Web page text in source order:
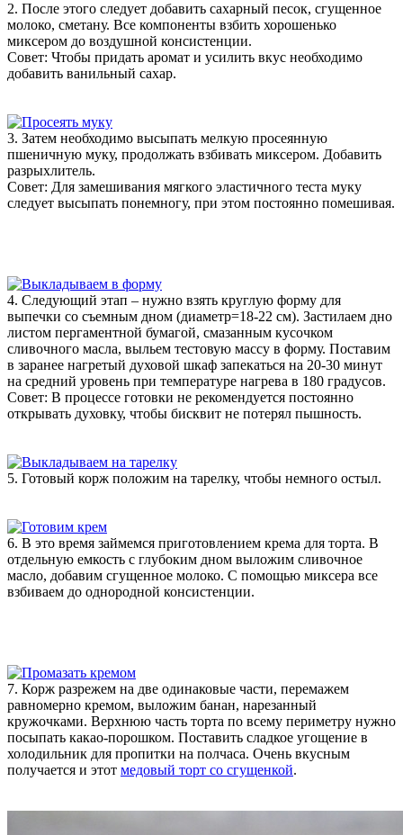
2. После этого следует добавить сахарный песок, сгущенное
молоко, сметану. Все компоненты взбить хорошенько
миксером до воздушной консистенции.
Совет: Чтобы придать аромат и усилить вкус необходимо
добавить ванильный сахар.
3. Затем необходимо высыпать мелкую просеянную
пшеничную муку, продолжать взбивать миксером. Добавить
разрыхлитель.
Совет: Для замешивания мягкого эластичного теста муку
следует высыпать понемногу, при этом постоянно помешивая.
4. Следующий этап – нужно взять круглую форму для
выпечки со съемным дном (диаметр=18-22 см). Застилаем дно
листом пергаментной бумагой, смазанным кусочком
сливочного масла, выльем тестовую массу в форму. Поставим
в заранее нагретый духовой шкаф запекаться на 20-30 минут
на средний уровень при температуре нагрева в 180 градусов.
Совет: В процессе готовки не рекомендуется постоянно
открывать духовку, чтобы бисквит не потерял пышность.
5. Готовый корж положим на тарелку, чтобы немного остыл.
6. В это время займемся приготовлением крема для торта. В
отдельную емкость с глубоким дном выложим сливочное
масло, добавим сгущенное молоко. С помощью миксера все
взбиваем до однородной консистенции.
7. Корж разрежем на две одинаковые части, перемажем
равномерно кремом, выложим банан, нарезанный
кружочками. Верхнюю часть торта по всему периметру нужно
посыпать какао-порошком. Поставить сладкое угощение в
холодильник для пропитки на полчаса. Очень вкусным
получается и этот медовый торт со сгущенкой.